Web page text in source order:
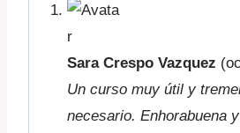
Sara Crespo Vazquez
Un curso muy útil y
necesario. Enhorabuena